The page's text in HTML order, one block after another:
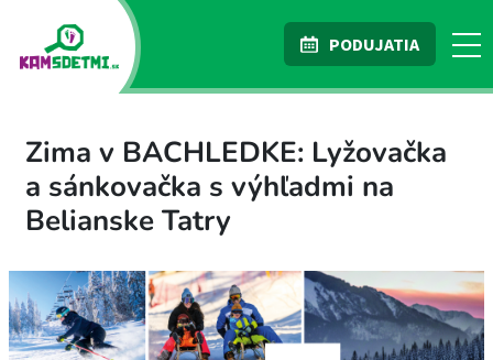
PODUJATIA
Zima v BACHLEDKE: Lyžovačka
a sánkovačka s výhľadmi na
Belianske Tatry